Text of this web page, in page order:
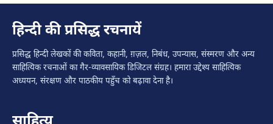
हिन्दी की प्रसिद्ध रचनायें
प्रसिद्ध हिन्दी लेखकों की कविता, कहानी, ग़ज़ल, निबंध, उपन्यास, संस्मरण और अन्य
साहित्यिक रचनाओं का गैर-व्यावसायिक डिजिटल संग्रह। हमारा उद्देश्य साहित्यिक
अध्ययन, संरक्षण और पाठकीय पहुँच को बढ़ावा देना है।